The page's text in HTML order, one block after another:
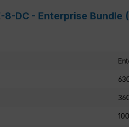
DC - Enterprise Bundle